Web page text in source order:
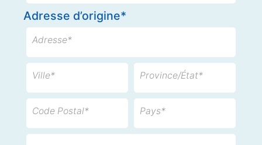
Adresse d’origine*
Adresse*
Ville* Province/État*
Code Postal* Pays*